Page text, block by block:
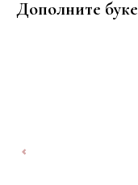
Дополните